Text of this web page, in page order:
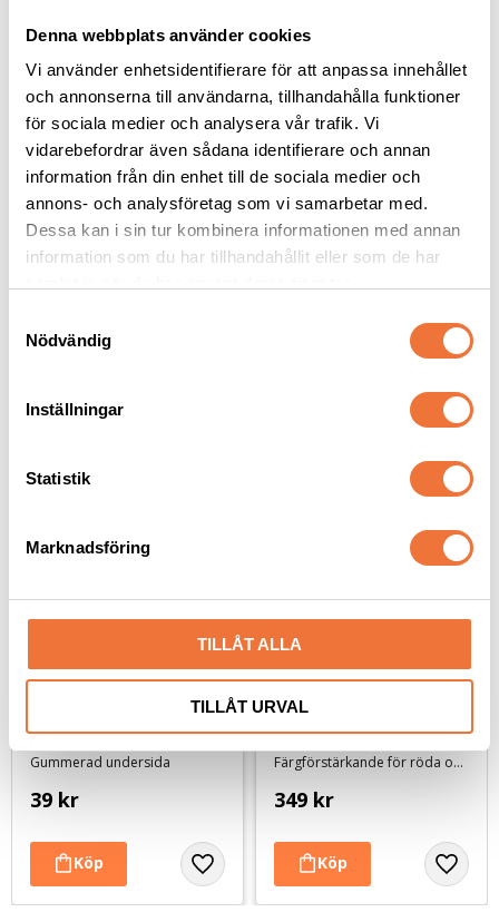
Denna webbplats använder cookies
Vi använder enhetsidentifierare för att anpassa innehållet
och annonserna till användarna, tillhandahålla funktioner
för sociala medier och analysera vår trafik. Vi
vidarebefordrar även sådana identifierare och annan
information från din enhet till de sociala medier och
annons- och analysföretag som vi samarbetar med.
Dessa kan i sin tur kombinera informationen med annan
information som du har tillhandahållit eller som de har
Nödvändig
Inställningar
Statistik
Marknadsföring
TILLÅT ALLA
TILLÅT URVAL
med knythandtag 50-
pack - Lila
22,5 x 28 cm
Grå/svart/vit
Tjocklek ca 28 mm. Finns i tre storlekar
Senaste besökta produkter
Hundskål rostfri anti-
glid 425 ml
Gummerad undersida
39 kr
Chris Christensen Red
on Red schampo - 473
ml
Färgförstärkande för röda och mahognyfärgade pälsar
349 kr